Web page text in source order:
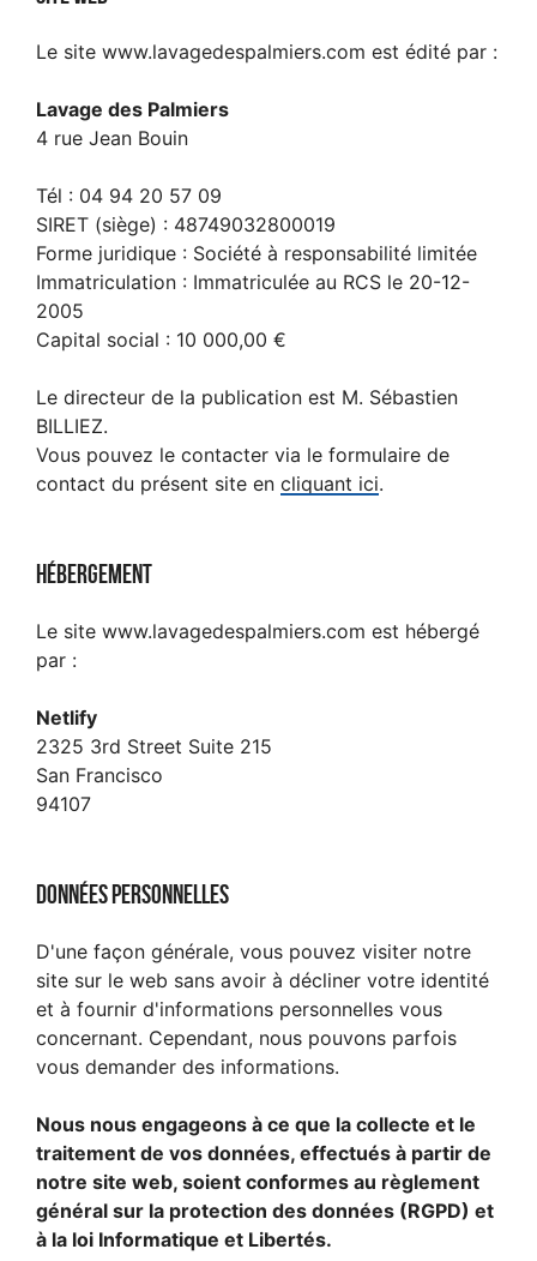
Le site www.lavagedespalmiers.com est édité par :
Lavage des Palmiers
4 rue Jean Bouin
Tél : 04 94 20 57 09
SIRET (siège) : 48749032800019
Forme juridique : Société à responsabilité limitée
Immatriculation : Immatriculée au RCS le 20-12-
2005
Capital social : 10 000,00 €
Le directeur de la publication est M. Sébastien
BILLIEZ.
Vous pouvez le contacter via le formulaire de
contact du présent site en cliquant ici.
Hébergement
Le site www.lavagedespalmiers.com est hébergé
par :
Netlify
2325 3rd Street Suite 215
San Francisco
94107
Données personnelles
D'une façon générale, vous pouvez visiter notre
site sur le web sans avoir à décliner votre identité
et à fournir d'informations personnelles vous
concernant. Cependant, nous pouvons parfois
vous demander des informations.
Nous nous engageons à ce que la collecte et le
traitement de vos données, effectués à partir de
notre site web, soient conformes au règlement
général sur la protection des données (RGPD) et
à la loi Informatique et Libertés.